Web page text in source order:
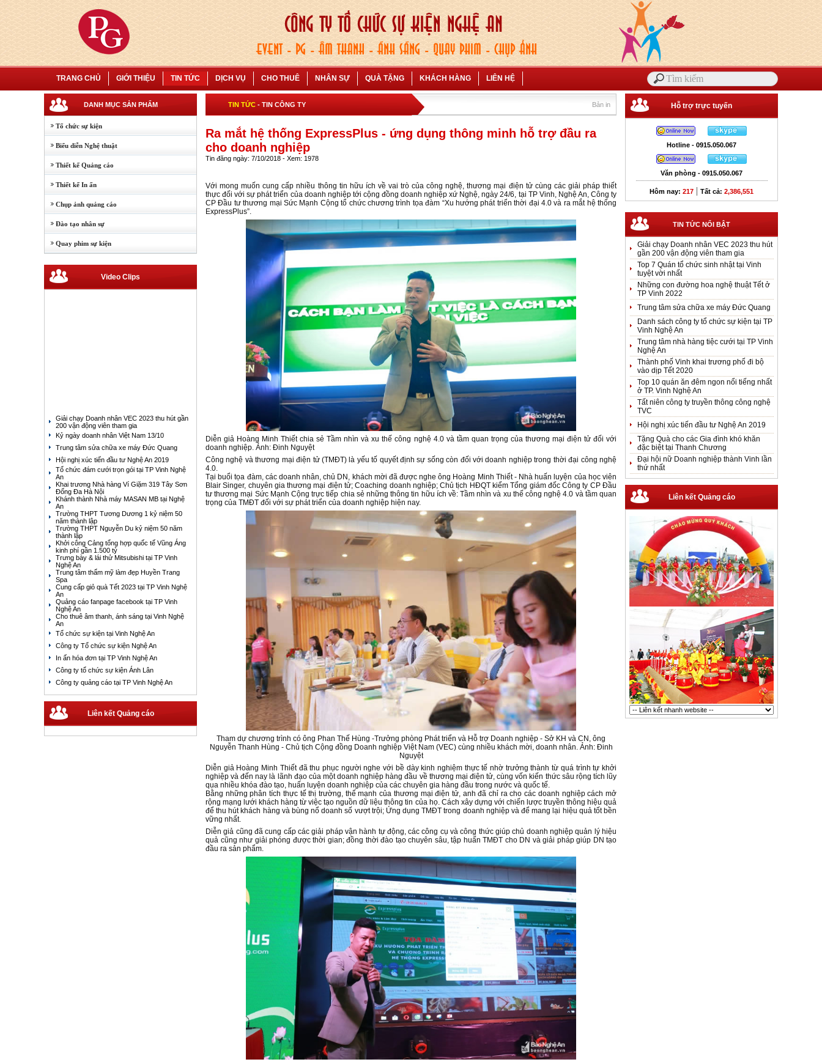
TRANG CHỦ GIỚI THIỆU TIN TỨC DỊCH VỤ CHO THUÊ NHÂN SỰ QUÀ TẶNG KHÁCH HÀNG LIÊN HỆ
DANH MỤC SẢN PHẨM
Tổ chức sự kiện
Biểu diễn Nghệ thuật
Thiết kế Quảng cáo
Thiết kế In ấn
Chụp ảnh quảng cáo
Đào tạo nhân sự
Quay phim sự kiện
Video Clips
Giải chạy Doanh nhân VEC 2023 thu hút gần
200 vận động viên tham gia
Kỷ ngày doanh nhân Việt Nam 13/10
Trung tâm sửa chữa xe máy Đức Quang
Hội nghị xúc tiến đầu tư Nghệ An 2019
Tổ chức đám cưới trọn gói tại TP Vinh Nghệ
An
Khai trương Nhà hàng Ví Giặm 319 Tây Sơn
Đống Đa Hà Nội
Khánh thành Nhà máy MASAN MB tại Nghệ
An
Trường THPT Tương Dương 1 kỷ niệm 50
năm thành lập
Trường THPT Nguyễn Du kỷ niệm 50 năm
thành lập
Khởi công Cảng tổng hợp quốc tế Vũng Áng
kinh phí gần 1.500 tỷ
Trưng bày & lái thử Mitsubishi tại TP Vinh
Nghệ An
Trung tâm thẩm mỹ làm đẹp Huyền Trang
Spa
Cung cấp giỏ quà Tết 2023 tại TP Vinh Nghệ
An
Quảng cáo fanpage facebook tại TP Vinh
Nghệ An
Cho thuê âm thanh, ánh sáng tại Vinh Nghệ
An
Tổ chức sự kiện tại Vinh Nghệ An
Công ty Tổ chức sự kiện Nghệ An
In ấn hóa đơn tại TP Vinh Nghệ An
Công ty tổ chức sự kiện Ánh Lân
Công ty quảng cáo tại TP Vinh Nghệ An
Liên kết Quảng cáo
TIN TỨC - TIN CÔNG TY Bản in
Ra mắt hệ thống ExpressPlus - ứng dụng thông minh hỗ trợ đầu ra
cho doanh nghiệp
Tin đăng ngày: 7/10/2018 - Xem: 1978
Với mong muốn cung cấp nhiều thông tin hữu ích về vai trò của công nghệ, thương mại điện tử cùng các giải pháp thiết
thực đối với sự phát triển của doanh nghiệp tới cộng đồng doanh nghiệp xứ Nghệ, ngày 24/6, tại TP Vinh, Nghệ An, Công ty
CP Đầu tư thương mại Sức Mạnh Cộng tổ chức chương trình tọa đàm “Xu hướng phát triển thời đại 4.0 và ra mắt hệ thống
ExpressPlus”.
Diễn giả Hoàng Minh Thiết chia sẻ Tầm nhìn và xu thế công nghệ 4.0 và tầm quan trọng của thương mại điện tử đối với
doanh nghiệp. Ảnh: Đinh Nguyệt
Công nghệ và thương mại điện tử (TMĐT) là yếu tố quyết định sự sống còn đối với doanh nghiệp trong thời đại công nghệ
4.0.
Tại buổi tọa đàm, các doanh nhân, chủ DN, khách mời đã được nghe ông Hoàng Minh Thiết - Nhà huấn luyện của học viên
Blair Singer, chuyên gia thương mại điện tử; Coaching doanh nghiệp; Chủ tịch HĐQT kiểm Tổng giám đốc Công ty CP Đầu
tư thương mại Sức Mạnh Cộng trực tiếp chia sẻ những thông tin hữu ích về: Tầm nhìn và xu thế công nghệ 4.0 và tầm quan
trọng của TMĐT đối với sự phát triển của doanh nghiệp hiện nay.
Tham dự chương trình có ông Phan Thế Hùng -Trưởng phòng Phát triển và Hỗ trợ Doanh nghiệp - Sở KH và CN, ông
Nguyễn Thanh Hùng - Chủ tịch Cộng đồng Doanh nghiệp Việt Nam (VEC) cùng nhiều khách mời, doanh nhân. Ảnh: Đinh
Nguyệt
Diễn giả Hoàng Minh Thiết đã thu phục người nghe với bề dày kinh nghiệm thực tế nhờ trưởng thành từ quá trình tự khởi
nghiệp và đến nay là lãnh đạo của một doanh nghiệp hàng đầu về thương mại điện tử, cùng vốn kiến thức sâu rộng tích lũy
qua nhiều khóa đào tạo, huấn luyện doanh nghiệp của các chuyên gia hàng đầu trong nước và quốc tế.
Bằng những phân tích thực tế thị trường, thế mạnh của thương mại điện tử, anh đã chỉ ra cho các doanh nghiệp cách mở
rộng mạng lưới khách hàng từ việc tạo nguồn dữ liệu thông tin của họ. Cách xây dựng với chiến lược truyền thông hiệu quả
để thu hút khách hàng và bùng nổ doanh số vượt trội; Ứng dụng TMĐT trong doanh nghiệp và để mang lại hiệu quả tốt bền
vững nhất.
Diễn giả cũng đã cung cấp các giải pháp vận hành tự động, các công cụ và công thức giúp chủ doanh nghiệp quản lý hiệu
quả cũng như giải phóng được thời gian; đồng thời đào tạo chuyên sâu, tập huấn TMĐT cho DN và giải pháp giúp DN tạo
đầu ra sản phẩm.
Hỗ trợ trực tuyến
Hotline - 0915.050.067
Văn phòng - 0915.050.067
Hôm nay: 217 | Tất cả: 2,386,551
TIN TỨC NỔI BẬT
Giải chạy Doanh nhân VEC 2023 thu hút
gần 200 vận động viên tham gia
Top 7 Quán tổ chức sinh nhật tại Vinh
tuyệt vời nhất
Những con đường hoa nghệ thuật Tết ở
TP Vinh 2022
Trung tâm sửa chữa xe máy Đức Quang
Danh sách công ty tổ chức sự kiện tại TP
Vinh Nghệ An
Trung tâm nhà hàng tiệc cưới tại TP Vinh
Nghệ An
Thành phố Vinh khai trương phố đi bộ
vào dịp Tết 2020
Top 10 quán ăn đêm ngon nổi tiếng nhất
ở TP. Vinh Nghệ An
Tất niên công ty truyền thông công nghệ
TVC
Hội nghị xúc tiến đầu tư Nghệ An 2019
Tặng Quà cho các Gia đình khó khăn
đặc biệt tại Thanh Chương
Đại hội nữ Doanh nghiệp thành Vinh lần
thứ nhất
Liên kết Quảng cáo